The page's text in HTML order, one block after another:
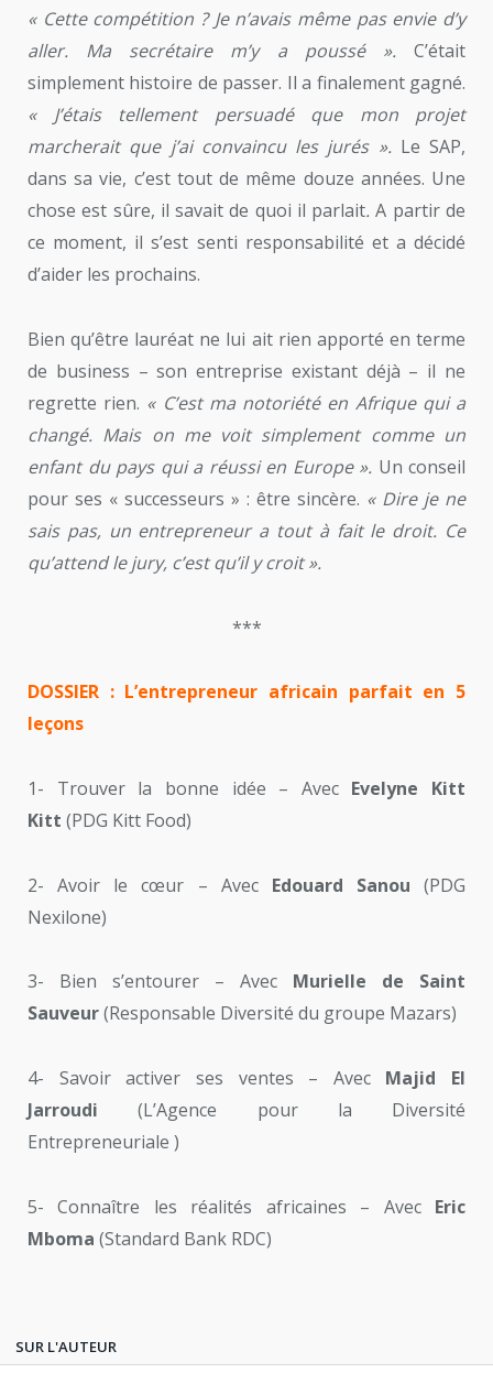
« Cette compétition ? Je n’avais même pas envie d’y
aller. Ma secrétaire m’y a poussé ». C’était
simplement histoire de passer. Il a finalement gagné.
« J’étais tellement persuadé que mon projet
marcherait que j’ai convaincu les jurés ». Le SAP,
dans sa vie, c’est tout de même douze années. Une
chose est sûre, il savait de quoi il parlait. A partir de
ce moment, il s’est senti responsabilité et a décidé
d’aider les prochains.
Bien qu’être lauréat ne lui ait rien apporté en terme
de business – son entreprise existant déjà – il ne
regrette rien. « C’est ma notoriété en Afrique qui a
changé. Mais on me voit simplement comme un
enfant du pays qui a réussi en Europe ». Un conseil
pour ses « successeurs » : être sincère. « Dire je ne
sais pas, un entrepreneur a tout à fait le droit. Ce
qu’attend le jury, c’est qu’il y croit ».
***
DOSSIER : L’entrepreneur africain parfait en 5
leçons
1- Trouver la bonne idée – Avec Evelyne Kitt
Kitt (PDG Kitt Food)
2- Avoir le cœur – Avec Edouard Sanou (PDG
Nexilone)
3- Bien s’entourer – Avec Murielle de Saint
Sauveur(Responsable Diversité du groupe Mazars)
4- Savoir activer ses ventes – Avec Majid El
Jarroudi (L’Agence pour la Diversité
Entrepreneuriale )
5- Connaître les réalités africaines – Avec Eric
Mboma (Standard Bank RDC)
SUR L'AUTEUR